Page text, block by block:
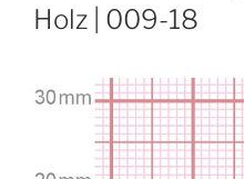
Holz | 009-18